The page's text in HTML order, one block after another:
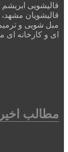
قالیشویی
قالیشویان مشهد،
مبل شویی و
ای و کارخانه
مطالب اخیر